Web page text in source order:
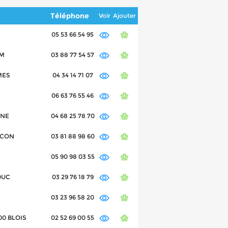
Téléphone Voir Ajouter
05 53 66 54 95
03 88 77 54 57
04 34 14 71 07
06 63 76 55 46
04 68 25 78 70
03 81 88 98 60
05 90 98 03 55
03 29 76 18 79
03 23 96 58 20
BLOIS 02 52 69 00 55